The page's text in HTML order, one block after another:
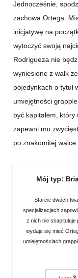
Jednocześnie,
zachowa Ortega.
inicjatywę na
wytoczyć swoją
Rodrigueza nie
wyniesione z walk
pojedynkach o tytuł
umiejętności
być kapitałem,
zapewni mu
po znakomitej walce.
Mój typ:
Starcie dwóch
specjalizacjach
z nich nie skapituluje
wydaje się mieć
umiejętnościach